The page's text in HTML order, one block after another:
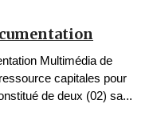
Multimédia de
capitales pour
de deux (02) sa...